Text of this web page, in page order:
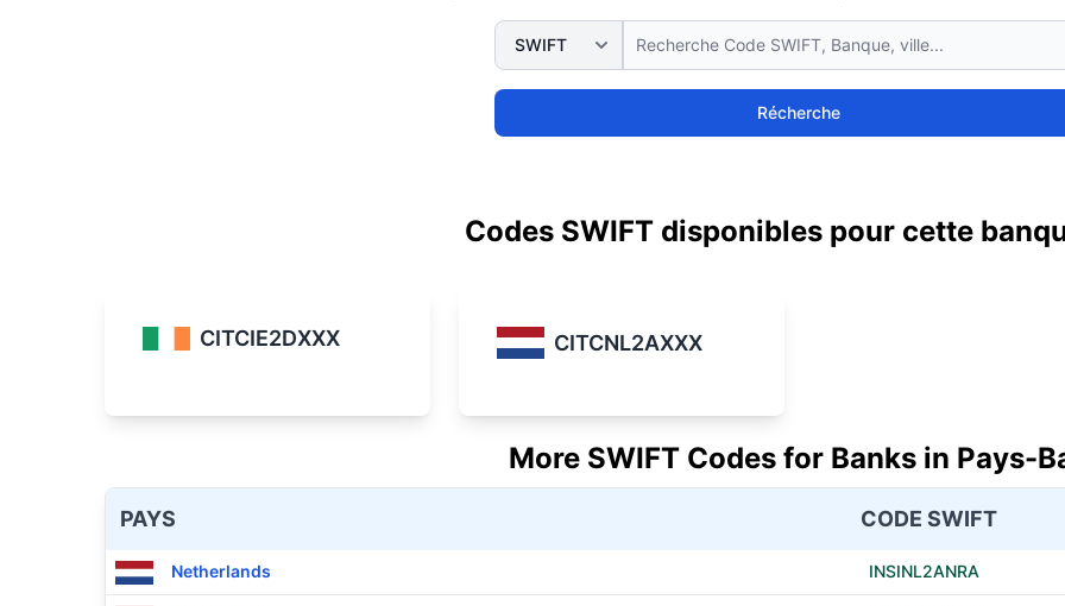
Récherche
Codes SWIFT disponibles pour cette
CITCIE2DXXX CITCNL2AXXX
More SWIFT Codes for Banks in Pays-
PAYS CODE SWIFT
Netherlands INSINL2ANRA